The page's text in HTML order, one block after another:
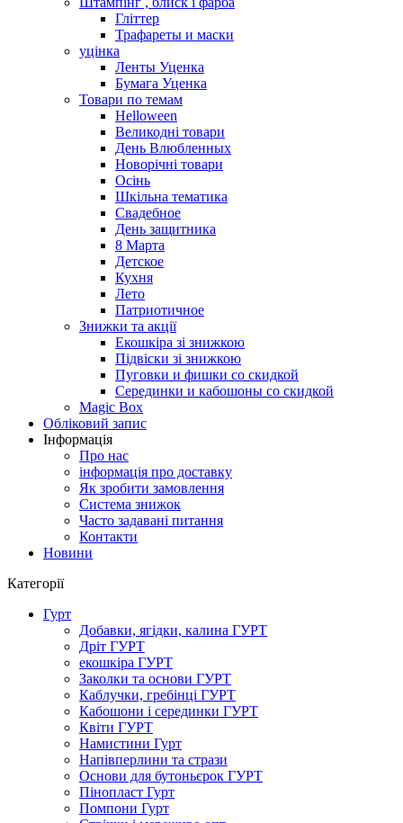
Гліттер
Трафареты и маски
уцінка
Ленты Уценка
Бумага Уценка
Товари по темам
Helloween
Великодні товари
День Влюбленных
Новорічні товари
Осінь
Шкільна тематика
Свадебное
День защитника
8 Марта
Детское
Кухня
Лето
Патриотичное
Знижки та акції
Екошкіра зі знижкою
Підвіски зі знижкою
Пуговки и фишки со скидкой
Серединки и кабошоны со скидкой
Magic Box
Обліковий запис
Інформація
Про нас
інформація про доставку
Як зробити замовлення
Система знижок
Часто задавані питання
Контакти
Новини
Категорії
Гурт
Добавки, ягідки, калина ГУРТ
Дріт ГУРТ
екошкіра ГУРТ
Заколки та основи ГУРТ
Каблучки, гребінці ГУРТ
Кабошони і серединки ГУРТ
Квіти ГУРТ
Намистини Гурт
Напівперлини та стрази
Основи для бутоньєрок ГУРТ
Пінопласт Гурт
Помпони Гурт